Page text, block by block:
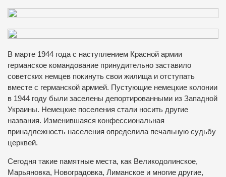
В марте 1944 года с наступлением Красной армии
германское командование принудительно заставило
советских немцев покинуть свои жилища и отступать
вместе с германской армией. Пустующие немецкие колонии
в 1944 году были заселены депортированными из Западной
Украины. Немецкие поселения стали носить другие
названия. Изменившаяся конфессиональная
принадлежность населения определила печальную судьбу
церквей.
Сегодня такие памятные места, как Великодолинское,
Марьяновка, Новоградовка, Лиманское и многие другие,